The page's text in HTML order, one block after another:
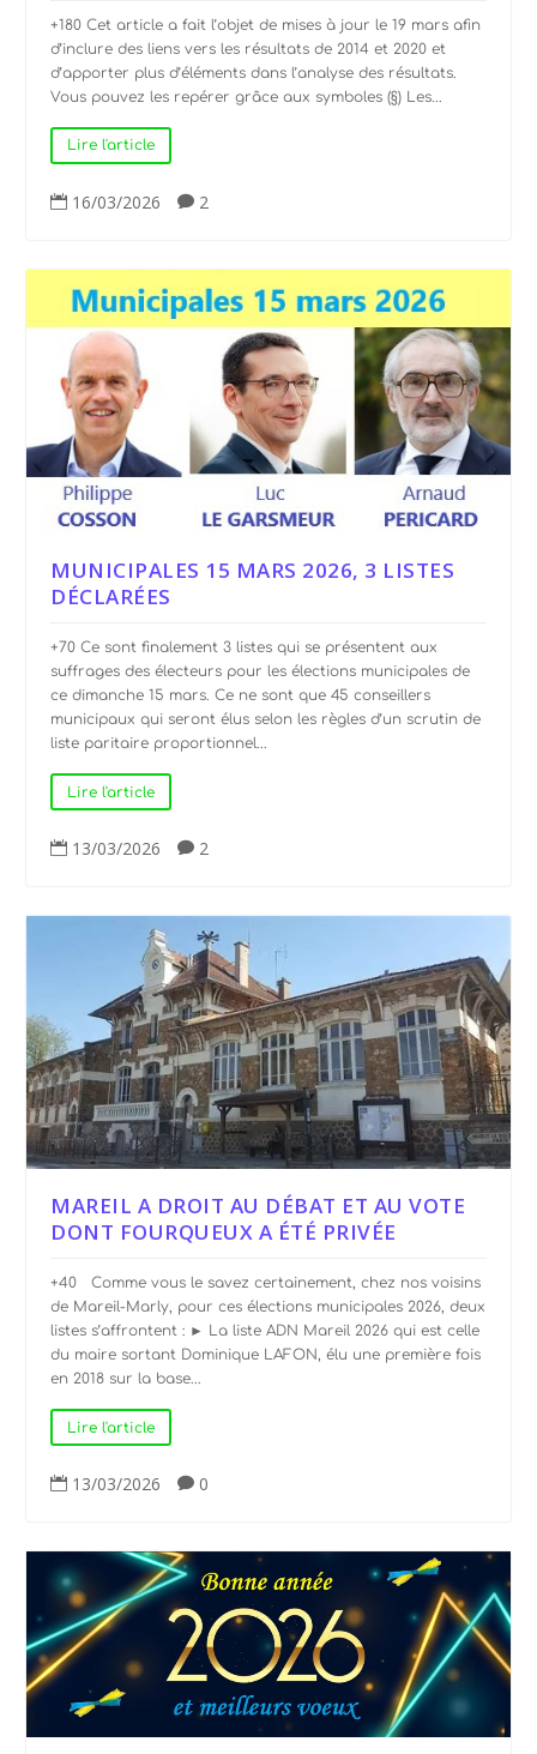
+180 Cet article a fait l’objet de mises à jour le 19 mars afin
d’inclure des liens vers les résultats de 2014 et 2020 et
d’apporter plus d’éléments dans l’analyse des résultats.
Vous pouvez les repérer grâce aux symboles (§) Les...
Lire l'article
 16/03/2026  2
MUNICIPALES 15 MARS 2026, 3 LISTES
DÉCLARÉES
+70 Ce sont finalement 3 listes qui se présentent aux
suffrages des électeurs pour les élections municipales de
ce dimanche 15 mars. Ce ne sont que 45 conseillers
municipaux qui seront élus selon les règles d’un scrutin de
liste paritaire proportionnel...
Lire l'article
 13/03/2026  2
MAREIL A DROIT AU DÉBAT ET AU VOTE
DONT FOURQUEUX A ÉTÉ PRIVÉE
+40 Comme vous le savez certainement, chez nos voisins
de Mareil-Marly, pour ces élections municipales 2026, deux
listes s’affrontent : ► La liste ADN Mareil 2026 qui est celle
du maire sortant Dominique LAFON, élu une première fois
en 2018 sur la base...
Lire l'article
 13/03/2026  0